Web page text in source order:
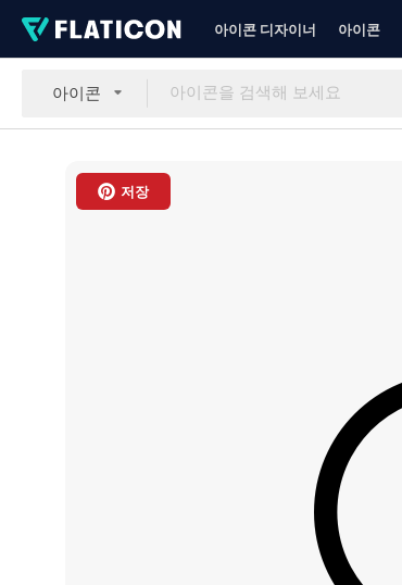
아이콘 디자이너 아이콘
아이콘
저장